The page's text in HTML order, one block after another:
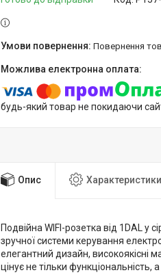
повернення
будь-який товар не покидаючи
Опис Характеристики
Подвійна WIFI-розетка від 1DAL у
зручної системи керування
елегантний дизайн, високоякісні
цінує не тільки функціональність,